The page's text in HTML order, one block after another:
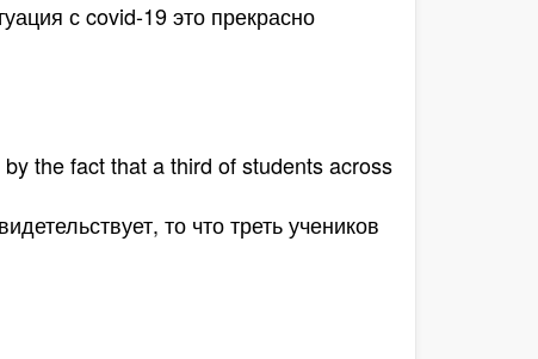
с covid-19 это прекрасно
the fact that a third of students across
то что треть учеников